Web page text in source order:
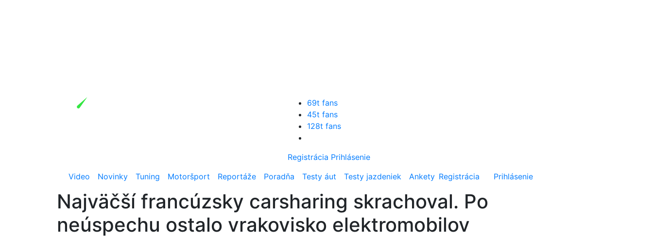
69t fans
45t fans
128t fans
Registrácia Prihlásenie
Video
Novinky Tuning Motoršport Reportáže Poradňa Testy áut Testy jazdeniek Ankety Registrácia Prihlásenie
Najväčší francúzsky carsharing skrachoval. Po
neúspechu ostalo vrakovisko elektromobilov